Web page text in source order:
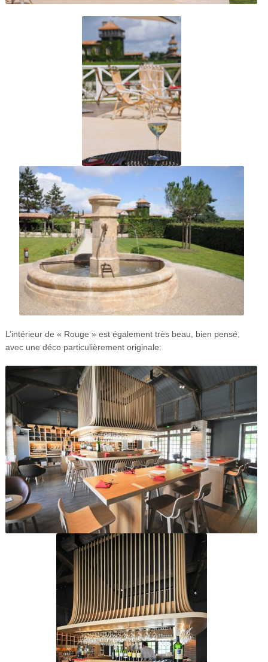
L’intérieur de « Rouge » est également très beau, bien pensé,
avec une déco particulièrement originale: